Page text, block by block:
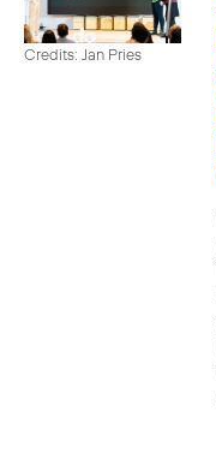
Credits: Jan Pries